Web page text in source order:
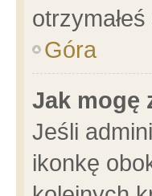
Góra
Jak mogę
Jeśli
ikonkę